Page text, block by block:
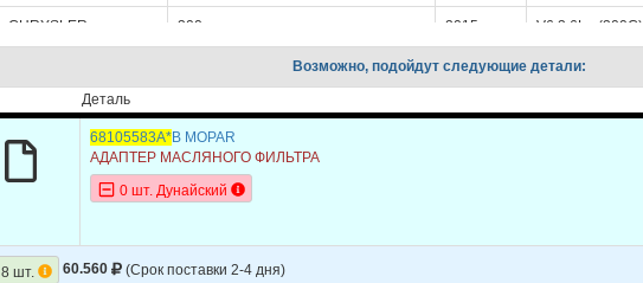
CHRYSLER 300 2015 V6 3.6L - (300С)
2014 V6 3.6L - (300С)
CHRYSLER
CHRYSLER TOWN & COUNTRY
CHRYSLER TOWN & COUNTRY
DODGE CHALLENGER
Возможно, подойдут следующие детали:
Деталь
68105583A*B MOPAR
АДАПТЕР МАСЛЯНОГО ФИЛЬТРА
0 шт. Дунайский
8 шт. 60.560 (Срок поставки 2-4 дня)